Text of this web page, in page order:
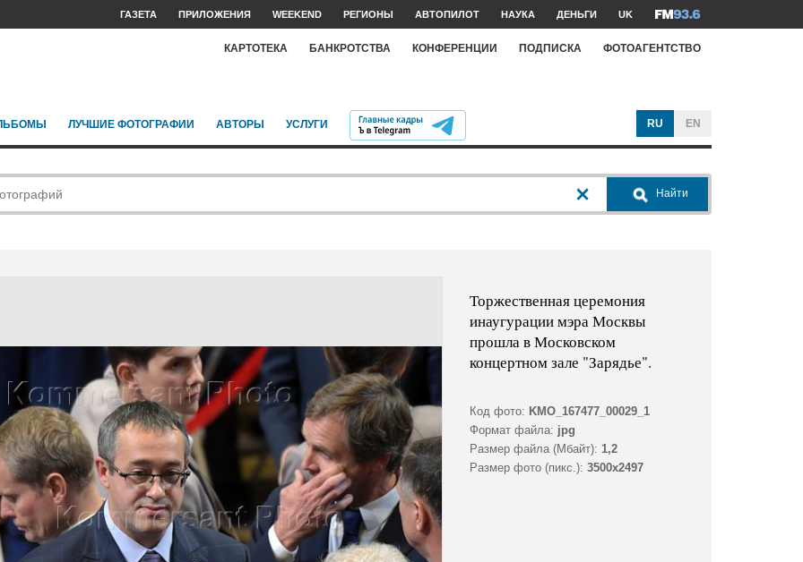
ГАЗЕТА ПРИЛОЖЕНИЯ WEEKEND РЕГИОНЫ АВТОПИЛОТ НАУКА ДЕНЬГИ UK
КАРТОТЕКА БАНКРОТСТВА КОНФЕРЕНЦИИ ПОДПИСКА ФОТОАГЕНТСТВО
ЛУЧШИЕ ФОТОГРАФИИ АВТОРЫ УСЛУГИ RU EN
Найти
Торжественная церемония
инаугурации мэра Москвы
прошла в Московском
концертном зале "Зарядье".
Код фото: KMO_167477_00029_1
Формат файла: jpg
Размер файла (Мбайт): 1,2
Размер фото (пикс.): 3500x2497